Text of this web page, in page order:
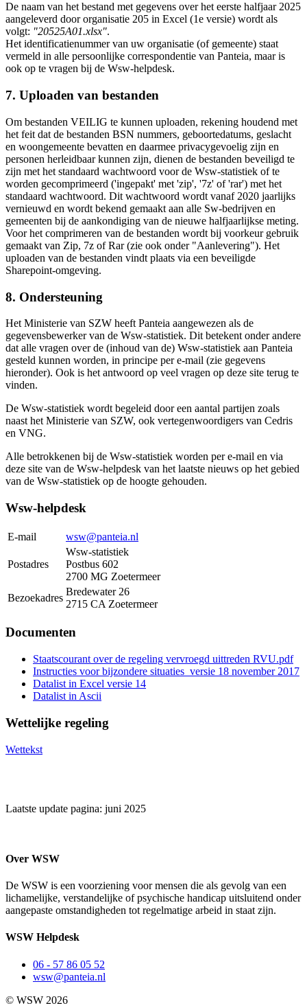
De naam van het bestand met gegevens over het eerste halfjaar 2025
aangeleverd door organisatie 205 in Excel (1e versie) wordt als
volgt: "20525A01.xlsx".
Het identificatienummer van uw organisatie (of gemeente) staat
vermeld in alle persoonlijke correspondentie van Panteia, maar is
ook op te vragen bij de Wsw-helpdesk.
7. Uploaden van bestanden
Om bestanden VEILIG te kunnen uploaden, rekening houdend met
het feit dat de bestanden BSN nummers, geboortedatums, geslacht
en woongemeente bevatten en daarmee privacygevoelig zijn en
personen herleidbaar kunnen zijn, dienen de bestanden beveiligd te
zijn met het standaard wachtwoord voor de Wsw-statistiek of te
worden gecomprimeerd ('ingepakt' met 'zip', '7z' of 'rar') met het
standaard wachtwoord. Dit wachtwoord wordt vanaf 2020 jaarlijks
vernieuwd en wordt bekend gemaakt aan alle Sw-bedrijven en
gemeenten bij de aankondiging van de nieuwe halfjaarlijkse meting.
Voor het comprimeren van de bestanden wordt bij voorkeur gebruik
gemaakt van Zip, 7z of Rar (zie ook onder "Aanlevering"). Het
uploaden van de bestanden vindt plaats via een beveiligde
Sharepoint-omgeving.
8. Ondersteuning
Het Ministerie van SZW heeft Panteia aangewezen als de
gegevensbewerker van de Wsw-statistiek. Dit betekent onder andere
dat alle vragen over de (inhoud van de) Wsw-statistiek aan Panteia
gesteld kunnen worden, in principe per e-mail (zie gegevens
hieronder). Ook is het antwoord op veel vragen op deze site terug te
vinden.
De Wsw-statistiek wordt begeleid door een aantal partijen zoals
naast het Ministerie van SZW, ook vertegenwoordigers van Cedris
en VNG.
Alle betrokkenen bij de Wsw-statistiek worden per e-mail en via
deze site van de Wsw-helpdesk van het laatste nieuws op het gebied
van de Wsw-statistiek op de hoogte gehouden.
Wsw-helpdesk
E-mail wsw@panteia.nl
Postadres
Wsw-statistiek
Postbus 602
2700 MG Zoetermeer
Bezoekadres
Bredewater 26
2715 CA Zoetermeer
Documenten
Staatscourant over de regeling vervroegd uittreden RVU.pdf
Instructies voor bijzondere situaties_versie 18 november 2017
Datalist in Excel versie 14
Datalist in Ascii
Wettelijke regeling
Wettekst
Laatste update pagina: juni 2025
Over WSW
De WSW is een voorziening voor mensen die als gevolg van een
lichamelijke, verstandelijke of psychische handicap uitsluitend onder
aangepaste omstandigheden tot regelmatige arbeid in staat zijn.
WSW Helpdesk
06 - 57 86 05 52
wsw@panteia.nl
© WSW 2026